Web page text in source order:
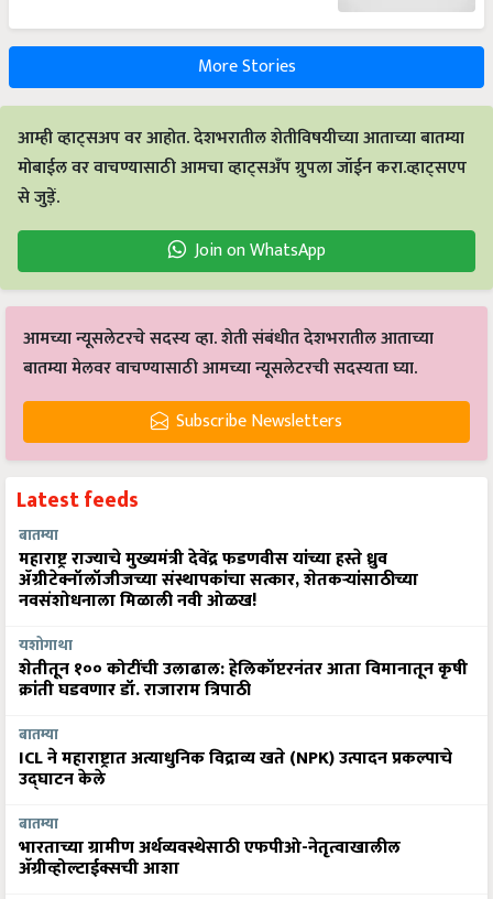
More Stories
आम्ही व्हाट्सअप वर आहोत. देशभरातील शेतीविषयीच्या आताच्या बातम्या
मोबाईल वर वाचण्यासाठी आमचा व्हाट्सअँप ग्रुपला जॉईन करा.व्हाट्सएप
से जुड़ें.
Join on WhatsApp
आमच्या न्यूसलेटरचे सदस्य व्हा. शेती संबंधीत देशभरातील आताच्या
बातम्या मेलवर वाचण्यासाठी आमच्या न्यूसलेटरची सदस्यता घ्या.
Subscribe Newsletters
Latest feeds
बातम्या
महाराष्ट्र राज्याचे मुख्यमंत्री देवेंद्र फडणवीस यांच्या हस्ते ध्रुव
ॲग्रीटेक्नॉलॉजीजच्या संस्थापकांचा सत्कार, शेतकऱ्यांसाठीच्या
नवसंशोधनाला मिळाली नवी ओळख!
यशोगाथा
शेतीतून १०० कोटींची उलाढाल: हेलिकॉप्टरनंतर आता विमानातून कृषी
क्रांती घडवणार डॉ. राजाराम त्रिपाठी
बातम्या
ICL ने महाराष्ट्रात अत्याधुनिक विद्राव्य खते (NPK) उत्पादन प्रकल्पाचे
उद्घाटन केले
बातम्या
भारताच्या ग्रामीण अर्थव्यवस्थेसाठी एफपीओ-नेतृत्वाखालील
अ‍ॅग्रीव्होल्टाईक्सची आशा